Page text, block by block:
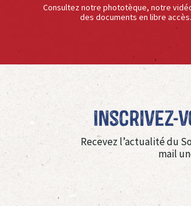
Consultez notre phototèque, notre
des documents en libre accès.
Inscrivez-
Recevez l’actualité du
mail